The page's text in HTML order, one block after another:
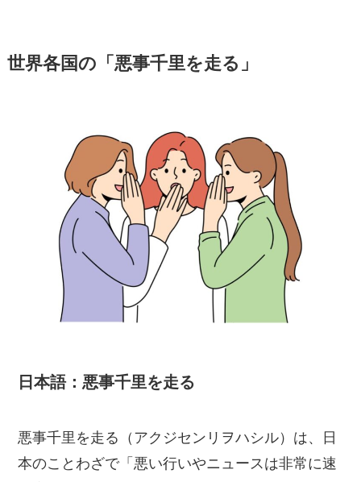
世界各国の「悪事千里を走る」
日本語：悪事千里を走る
悪事千里を走る（アクジセンリヲハシル）は、日
本のことわざで「悪い行いやニュースは非常に速